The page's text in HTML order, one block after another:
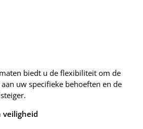
biedt u de flexibiliteit om de
uw specifieke behoeften en de
veiligheid